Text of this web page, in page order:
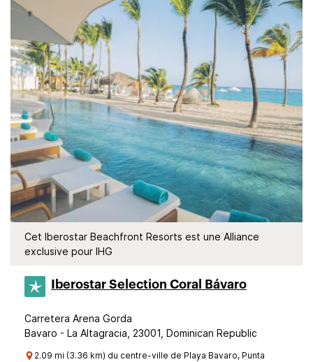
Cet Iberostar Beachfront Resorts est une Alliance
exclusive pour IHG
Iberostar Selection​ Coral Bávaro
Carretera Arena Gorda
Bavaro - La Altagracia, 23001, Dominican Republic
2.09 mi (3.36 km) du centre-ville de Playa Bavaro, Punta